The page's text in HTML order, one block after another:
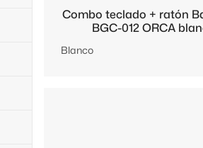
Combo teclado + ratón
BGC-012 ORCA
Blanco